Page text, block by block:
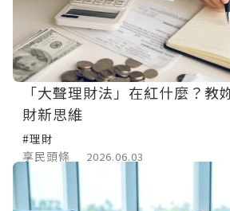
「大聲理財法」在紅什麼？教
財新思維
#理財
享民頭條
2026.06.03